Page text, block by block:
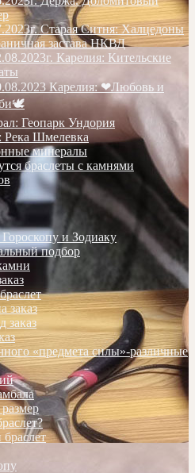
Старая Ситня: Халцедоны
застава НКВД
Карелия: Кительские
Карелия: ❤Любовь и
Геопарк Ундория
Река Шмелевка
минералы
браслеты с камнями
и Зодиаку
подбор
заказ
заказ
«предмета силы»-различные